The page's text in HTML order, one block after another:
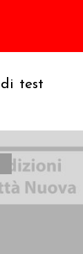
test